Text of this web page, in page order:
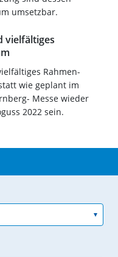
umsetzbar.
vielfältiges
Rahmen-
wie geplant im
Messe wieder
2022 sein.